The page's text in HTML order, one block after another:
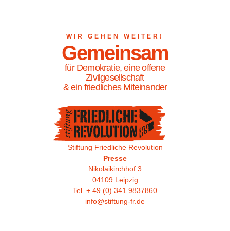
WIR GEHEN WEITER!
Gemeinsam
für Demokratie, eine offene
Zivilgesellschaft
& ein friedliches Miteinander
Stiftung Friedliche Revolution
Presse
Nikolaikirchhof 3
04109 Leipzig
Tel. + 49 (0) 341 9837860
info@stiftung-fr.de